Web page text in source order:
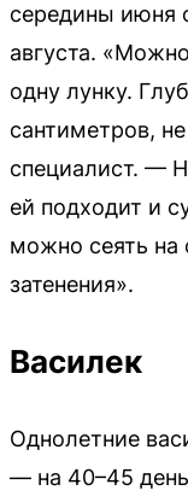
середины июня
августа.
одну лунку.
сантиметров,
специалист. —
ей подходит и
можно сеять на
затенения».
Василек
Однолетние
— на 40–45